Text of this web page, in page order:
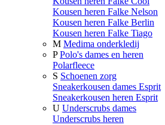
Kousen heren Falke Nelson
Kousen heren Falke Berlin
Kousen heren Falke Tiago
M Medima onderkledij
P Polo's dames en heren
Polarfleece
S Schoenen zorg
Sneakerkousen dames Esprit
Sneakerkousen heren Esprit
U Underscrubs dames
Underscrubs heren